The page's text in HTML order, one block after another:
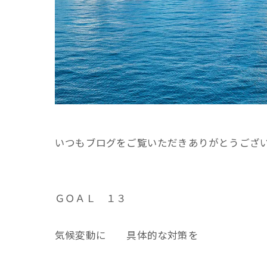
いつもブログをご覧いただきありがとうござ
ＧＯＡＬ １３
気候変動に 具体的な対策を